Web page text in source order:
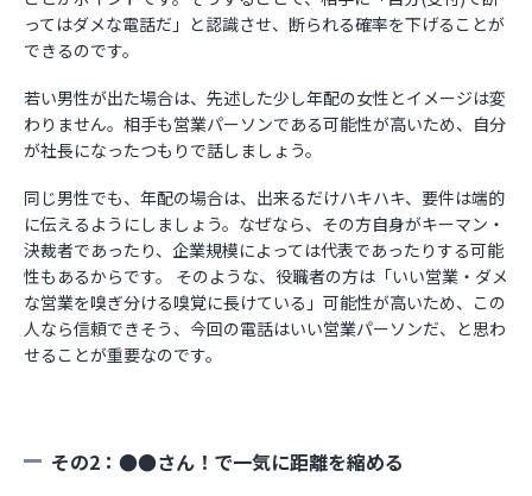
ってはダメな電話だ」と認識させ、断られる確率を下げることが
できるのです。
若い男性が出た場合は、先述した少し年配の女性とイメージは変
わりません。相手も営業パーソンである可能性が高いため、自分
が社長になったつもりで話しましょう。
同じ男性でも、年配の場合は、出来るだけハキハキ、要件は端的
に伝えるようにしましょう。なぜなら、その方自身がキーマン・
決裁者であったり、企業規模によっては代表であったりする可能
性もあるからです。 そのような、役職者の方は「いい営業・ダメ
な営業を嗅ぎ分ける嗅覚に長けている」可能性が高いため、この
人なら信頼できそう、今回の電話はいい営業パーソンだ、と思わ
せることが重要なのです。
その2：●●さん！で一気に距離を縮める